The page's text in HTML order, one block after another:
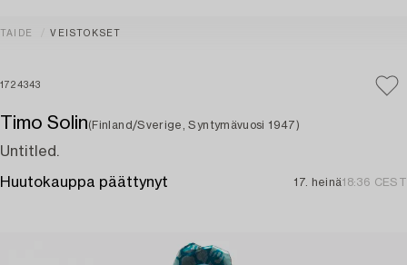
TAIDE VEISTOKSET
1724343
Timo Solin(Finland/Sverige, Syntymävuosi 1947)
Untitled.
Huutokauppa päättynyt 17. heinä18:36 CEST